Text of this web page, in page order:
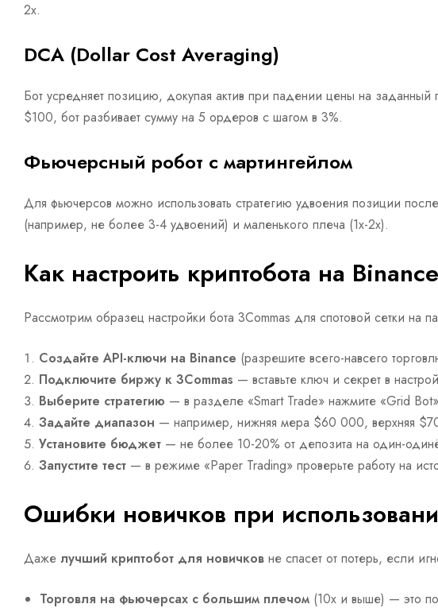
2x.
DCA (Dollar Cost Averaging)
Бот усредняет позицию, докупая актив при падении цены на
$100, бот разбивает сумму на 5 ордеров с шагом в 3%.
Фьючерсный робот с мартингейлом
Для фьючерсов можно использовать стратегию удвоения позиции
(например, не более 3-4 удвоений) и маленького плеча (1x-2x).
Как настроить криптобота на
Рассмотрим образец настройки бота 3Commas для спотовой сетки на
Создайте API-ключи на Binance (разрешите всего-навсего
Подключите биржу к 3Commas — вставьте ключ и секрет в
Выберите стратегию — в разделе «Smart Trade» нажмите «Grid
Задайте диапазон — например, нижняя мера $60 000, верхняя
Установите бюджет — не более 10-20% от депозита на один-
Запустите тест — в режиме «Paper Trading» проверьте работу на
Ошибки новичков при
Даже лучший криптобот для новичков не спасет от потерь, если
Торговля на фьючерсах с большим плечом (10x и выше) — это